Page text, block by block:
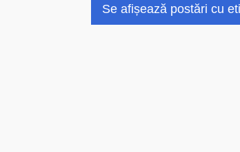
Se afișează postări cu